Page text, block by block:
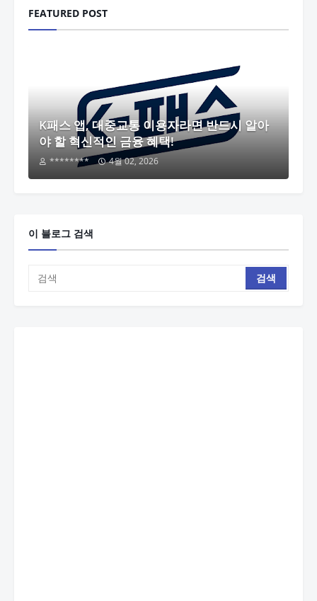
FEATURED POST
K패스 앱, 대중교통 이용자라면 반드시 알아
야 할 혁신적인 금융 혜택!
******** 4월 02, 2026
이 블로그 검색